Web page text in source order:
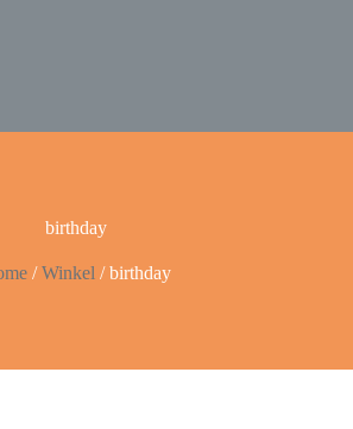
birthday
/Winkel /birthday